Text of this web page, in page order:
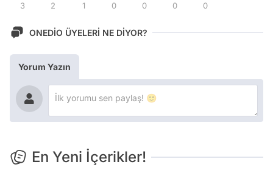
3 2 1 0 0 0 0
ONEDİO ÜYELERİ NE DİYOR?
Yorum Yazın
En Yeni İçerikler!